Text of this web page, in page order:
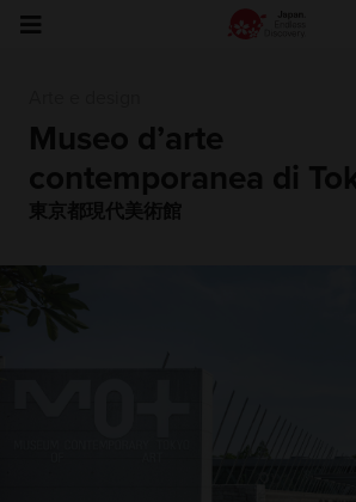
Museo d’arte
contemporanea di
東京都現代美術館